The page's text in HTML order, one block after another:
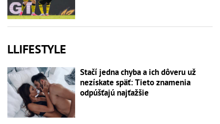
LLIFESTYLE
Stačí jedna chyba a ich dôveru už
nezískate späť: Tieto znamenia
odpúšťajú najťažšie